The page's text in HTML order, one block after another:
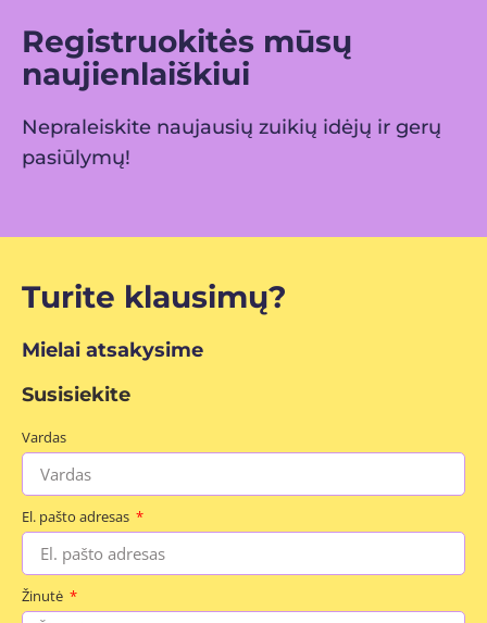
Registruokitės mūsų
naujienlaiškiui
Nepraleiskite naujausių zuikių idėjų ir gerų
pasiūlymų!
Turite klausimų?
Mielai atsakysime
Susisiekite
Vardas
El. pašto adresas
Žinutė